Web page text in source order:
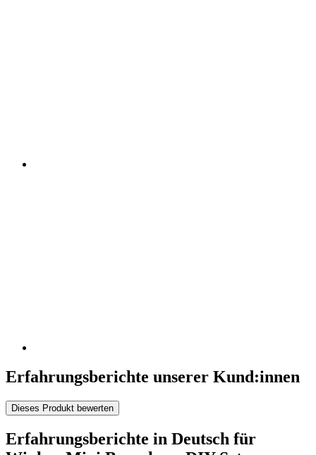
Erfahrungsberichte unserer Kund:innen
Dieses Produkt bewerten
Erfahrungsberichte in Deutsch für